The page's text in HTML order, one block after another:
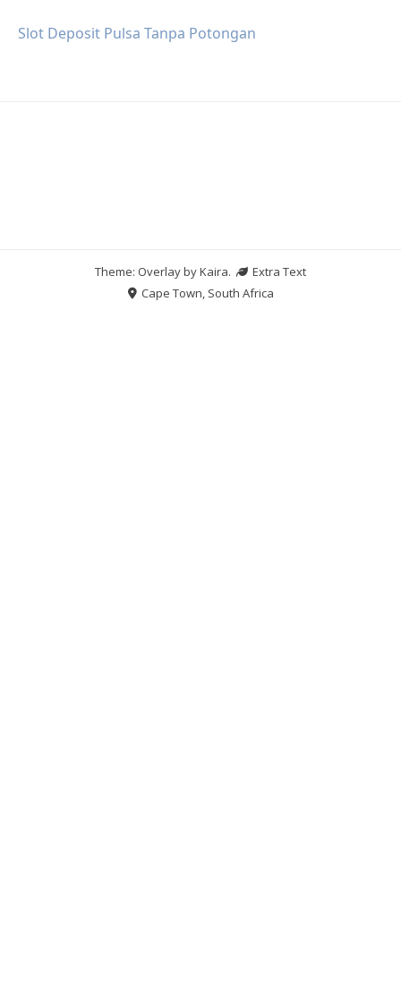
Slot Deposit Pulsa Tanpa Potongan
Theme: Overlay byKaira.
Extra Text
Cape Town, South Africa